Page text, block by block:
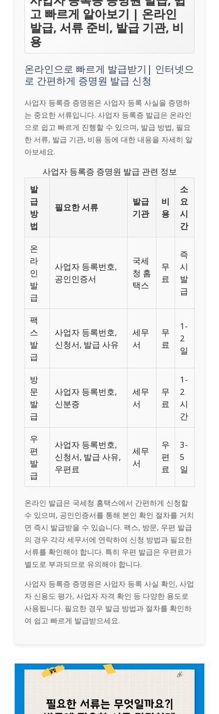
고 빠르게 알아보기 | 온라인
발급, 서류 준비, 발급 기관, 비
용
온라인으로 빠르게 발급받기| 인터넷으
로 간편하게 증명원 발급 신청
사업자 등록증 증명원은 사업자 등록 사실을 증명하
는 중요한 서류입니다. 사업자 등록증 발급은 온라인
으로 쉽고 빠르게 진행할 수 있으며, 발급 방법, 필요
한 서류, 발급 기관, 비용 등에 대한 내용을 자세히 알
아보세요.
사업자 등록증 증명원 발급 관련 정보
발
급
방
법
필요한 서류
발급
기관
비
용
소
요
시
간
온
라
인
발
급
사업자 등록번호,
공인인증서
국세
청 홈
택스
무
료
즉
시
발
급
팩
스
발
급
사업자 등록번호,
신청서, 발급 사유
세무
서
무
료
1-
2
일
방
문
발
급
사업자 등록번호,
신분증
세무
서
무
료
1-
2
시
간
우
편
발
급
사업자 등록번호,
신청서, 발급 사유,
우편료
세무
서
우
편
료
3-
5
일
온라인 발급은 국세청 홈택스에서 간편하게 신청할
수 있으며, 공인인증서를 통해 본인 확인 절차를 거치
면 즉시 발급받을 수 있습니다. 팩스, 방문, 우편 발급
의 경우 각각 세무서에 연락하여 신청 방법과 필요한
서류를 확인해야 합니다. 특히 우편 발급은 우편료가
별도로 부과되므로 유의해야 합니다.
사업자 등록증 증명원은 사업자 등록 사실 확인, 사업
자 신용도 평가, 사업자 자격 확인 등 다양한 용도로
사용됩니다. 필요한 경우 발급 방법과 절차를 확인하
여 쉽고 빠르게 발급받으세요.